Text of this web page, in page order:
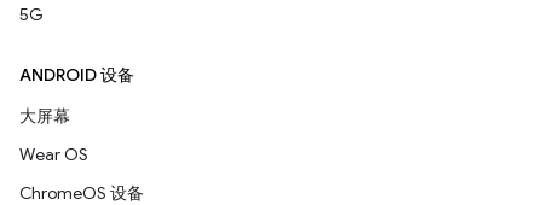
5G
ANDROID 设备
大屏幕
Wear OS
ChromeOS 设备